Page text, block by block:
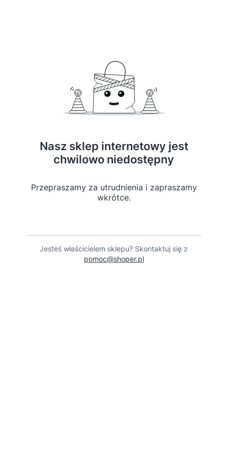
Nasz sklep internetowy jest
chwilowo niedostępny
Przepraszamy za utrudnienia i zapraszamy
wkrótce.
Jesteś właścicielem sklepu? Skontaktuj się z
pomoc@shoper.pl